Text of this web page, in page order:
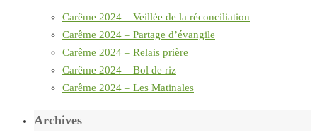
Carême 2024 – Veillée de la réconciliation
Carême 2024 – Partage d’évangile
Carême 2024 – Relais prière
Carême 2024 – Bol de riz
Carême 2024 – Les Matinales
Archives